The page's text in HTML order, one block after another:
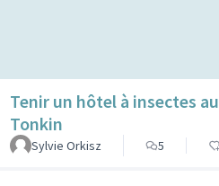
Tenir un hôtel à insectes au
Tonkin
Sylvie Orkisz 5